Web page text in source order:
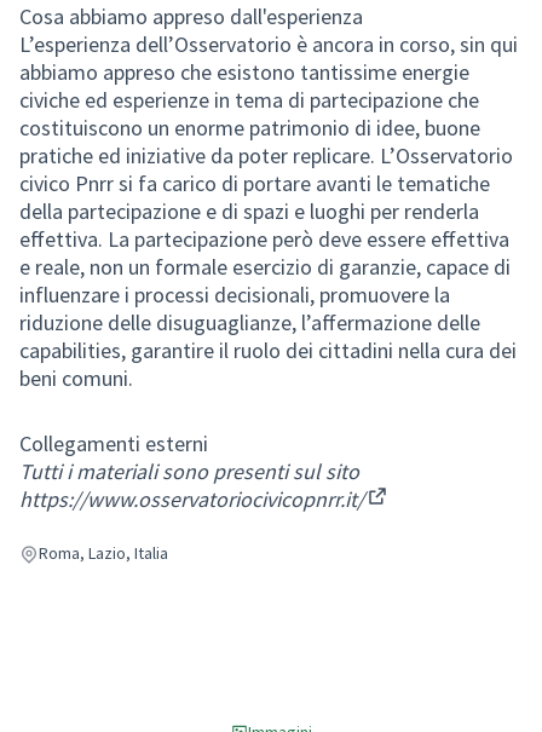
Cosa abbiamo appreso dall'esperienza
L’esperienza dell’Osservatorio è ancora in corso, sin qui
abbiamo appreso che esistono tantissime energie
civiche ed esperienze in tema di partecipazione che
costituiscono un enorme patrimonio di idee, buone
pratiche ed iniziative da poter replicare. L’Osservatorio
civico Pnrr si fa carico di portare avanti le tematiche
della partecipazione e di spazi e luoghi per renderla
effettiva. La partecipazione però deve essere effettiva
e reale, non un formale esercizio di garanzie, capace di
influenzare i processi decisionali, promuovere la
riduzione delle disuguaglianze, l’affermazione delle
capabilities, garantire il ruolo dei cittadini nella cura dei
beni comuni.
Collegamenti esterni
Tutti i materiali sono presenti sul sito
https://www.osservatoriocivicopnrr.it/
Roma, Lazio, Italia